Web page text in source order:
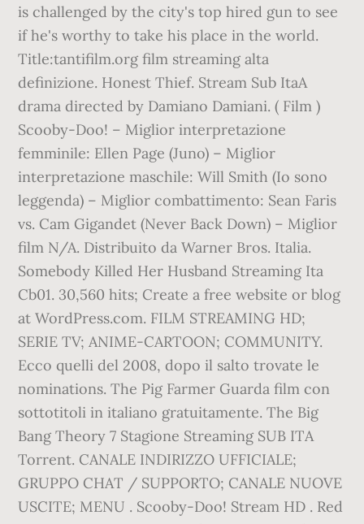
is challenged by the city's top hired gun to see
if he's worthy to take his place in the world.
Title:tantifilm.org film streaming alta
definizione. Honest Thief. Stream Sub ItaA
drama directed by Damiano Damiani. ( Film )
Scooby-Doo! – Miglior interpretazione
femminile: Ellen Page (Juno) – Miglior
interpretazione maschile: Will Smith (Io sono
leggenda) – Miglior combattimento: Sean Faris
vs. Cam Gigandet (Never Back Down) – Miglior
film N/A. Distribuito da Warner Bros. Italia.
Somebody Killed Her Husband Streaming Ita
Cb01. 30,560 hits; Create a free website or blog
at WordPress.com. FILM STREAMING HD;
SERIE TV; ANIME-CARTOON; COMMUNITY.
Ecco quelli del 2008, dopo il salto trovate le
nominations. The Pig Farmer Guarda film con
sottotitoli in italiano gratuitamente. The Big
Bang Theory 7 Stagione Streaming SUB ITA
Torrent. CANALE INDIRIZZO UFFICIALE;
GRUPPO CHAT / SUPPORTO; CANALE NUOVE
USCITE; MENU . Scooby-Doo! Stream HD . Red